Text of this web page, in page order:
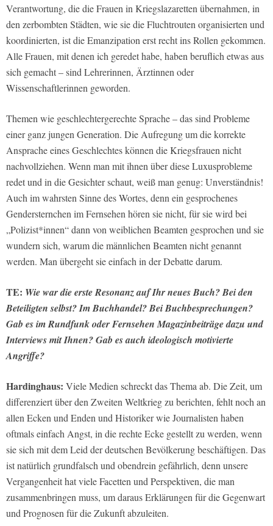
Verantwortung, die die Frauen in Kriegslazaretten übernahmen, in
den zerbombten Städten, wie sie die Fluchtrouten organisierten und
koordinierten, ist die Emanzipation erst recht ins Rollen gekommen.
Alle Frauen, mit denen ich geredet habe, haben beruflich etwas aus
sich gemacht – sind Lehrerinnen, Ärztinnen oder
Wissenschaftlerinnen geworden.
Themen wie geschlechtergerechte Sprache – das sind Probleme
einer ganz jungen Generation. Die Aufregung um die korrekte
Ansprache eines Geschlechtes können die Kriegsfrauen nicht
nachvollziehen. Wenn man mit ihnen über diese Luxusprobleme
redet und in die Gesichter schaut, weiß man genug: Unverständnis!
Auch im wahrsten Sinne des Wortes, denn ein gesprochenes
Gendersternchen im Fernsehen hören sie nicht, für sie wird bei
„Polizist*innen“ dann von weiblichen Beamten gesprochen und sie
wundern sich, warum die männlichen Beamten nicht genannt
werden. Man übergeht sie einfach in der Debatte darum.
TE: Wie war die erste Resonanz auf Ihr neues Buch? Bei den
Beteiligten selbst? Im Buchhandel? Bei Buchbesprechungen?
Gab es im Rundfunk oder Fernsehen Magazinbeiträge dazu und
Interviews mit Ihnen? Gab es auch ideologisch motivierte
Angriffe?
Hardinghaus: Viele Medien schreckt das Thema ab. Die Zeit, um
differenziert über den Zweiten Weltkrieg zu berichten, fehlt noch an
allen Ecken und Enden und Historiker wie Journalisten haben
oftmals einfach Angst, in die rechte Ecke gestellt zu werden, wenn
sie sich mit dem Leid der deutschen Bevölkerung beschäftigen. Das
ist natürlich grundfalsch und obendrein gefährlich, denn unsere
Vergangenheit hat viele Facetten und Perspektiven, die man
zusammenbringen muss, um daraus Erklärungen für die Gegenwart
und Prognosen für die Zukunft abzuleiten.